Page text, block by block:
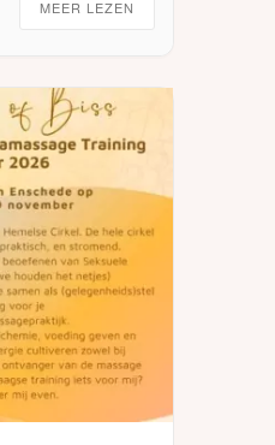
MEER LEZEN